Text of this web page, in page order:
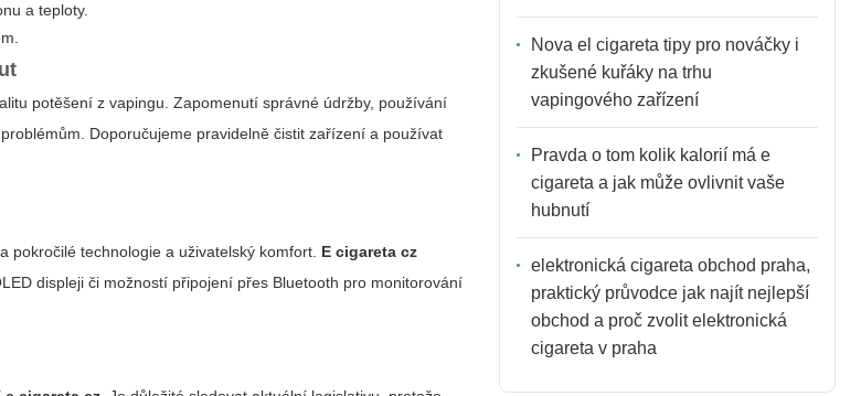
a teploty.
potěšení z vapingu. Zapomenutí správné údržby, používání
Doporučujeme pravidelně čistit zařízení a používat
pokročilé technologie a uživatelský komfort. E cigareta cz
displeji či možností připojení přes Bluetooth pro monitorování
Nova el cigareta tipy pro nováčky i
zkušené kuřáky na trhu
vapingového zařízení
Pravda o tom kolik kalorií má e
cigareta a jak může ovlivnit vaše
hubnutí
elektronická cigareta obchod praha,
praktický průvodce jak najít nejlepší
obchod a proč zvolit elektronická
cigareta v praha